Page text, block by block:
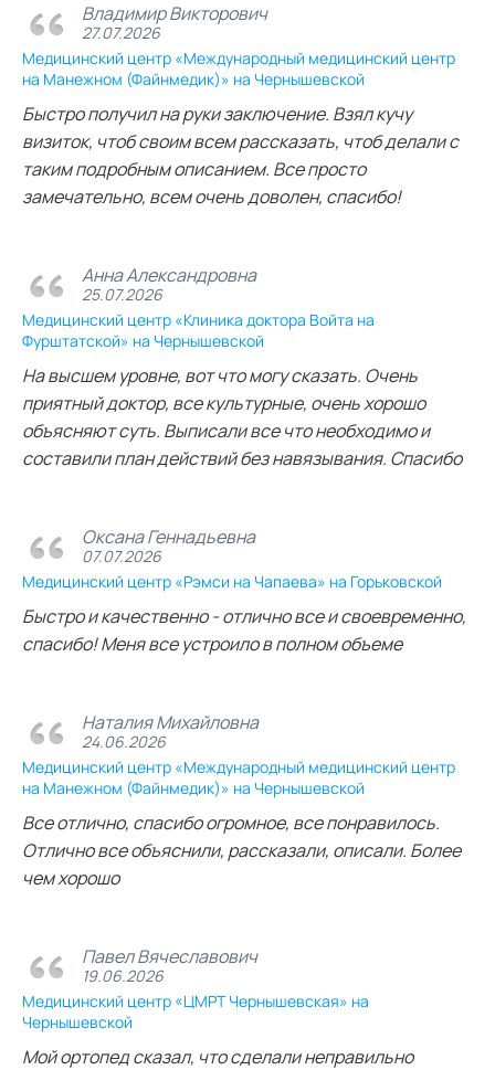
Владимир Викторович
27.07.2026
Медицинский центр «Международный медицинский центр
на Манежном (Файнмедик)» на Чернышевской
Быстро получил на руки заключение. Взял кучу
визиток, чтоб своим всем рассказать, чтоб делали с
таким подробным описанием. Все просто
замечательно, всем очень доволен, спасибо!
Анна Александровна
25.07.2026
Медицинский центр «Клиника доктора Войта на
Фурштатской» на Чернышевской
На высшем уровне, вот что могу сказать. Очень
приятный доктор, все культурные, очень хорошо
объясняют суть. Выписали все что необходимо и
составили план действий без навязывания. Спасибо
Оксана Геннадьевна
07.07.2026
Медицинский центр «Рэмси на Чапаева» на Горьковской
Быстро и качественно - отлично все и своевременно,
спасибо! Меня все устроило в полном объеме
Наталия Михайловна
24.06.2026
Медицинский центр «Международный медицинский центр
на Манежном (Файнмедик)» на Чернышевской
Все отлично, спасибо огромное, все понравилось.
Отлично все объяснили, рассказали, описали. Более
чем хорошо
Павел Вячеславович
19.06.2026
Медицинский центр «ЦМРТ Чернышевская» на
Чернышевской
Мой ортопед сказал, что сделали неправильно